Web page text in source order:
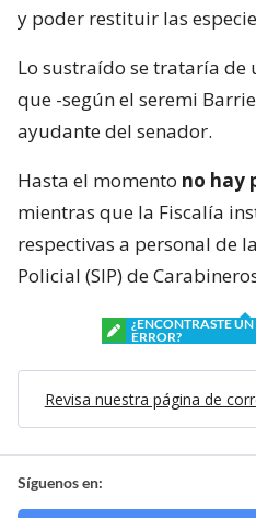
y poder restituir las
Lo sustraído se trataría
que -según el seremi
ayudante del senador.
Hasta el momento no hay
mientras que la Fiscalía
respectivas a personal de
Policial (SIP) de
¿ENCONTRASTE UN
ERROR?
Revisa nuestra página de
Síguenos en: